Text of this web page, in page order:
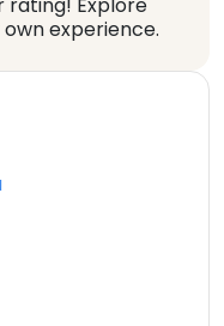
rating! Explore
experience.